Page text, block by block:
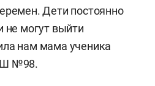
Дети постоянно
не могут выйти
нам мама ученика
№98.